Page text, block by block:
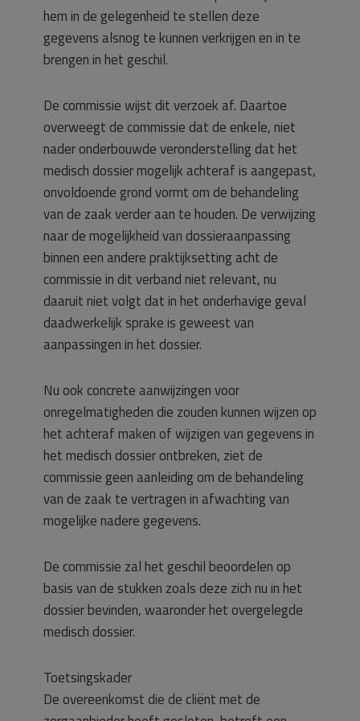
hem in de gelegenheid te stellen deze
gegevens alsnog te kunnen verkrijgen en in te
brengen in het geschil.
De commissie wijst dit verzoek af. Daartoe
overweegt de commissie dat de enkele, niet
nader onderbouwde veronderstelling dat het
medisch dossier mogelijk achteraf is aangepast,
onvoldoende grond vormt om de behandeling
van de zaak verder aan te houden. De verwijzing
naar de mogelijkheid van dossieraanpassing
binnen een andere praktijksetting acht de
commissie in dit verband niet relevant, nu
daaruit niet volgt dat in het onderhavige geval
daadwerkelijk sprake is geweest van
aanpassingen in het dossier.
Nu ook concrete aanwijzingen voor
onregelmatigheden die zouden kunnen wijzen op
het achteraf maken of wijzigen van gegevens in
het medisch dossier ontbreken, ziet de
commissie geen aanleiding om de behandeling
van de zaak te vertragen in afwachting van
mogelijke nadere gegevens.
De commissie zal het geschil beoordelen op
basis van de stukken zoals deze zich nu in het
dossier bevinden, waaronder het overgelegde
medisch dossier.
Toetsingskader
De overeenkomst die de cliënt met de